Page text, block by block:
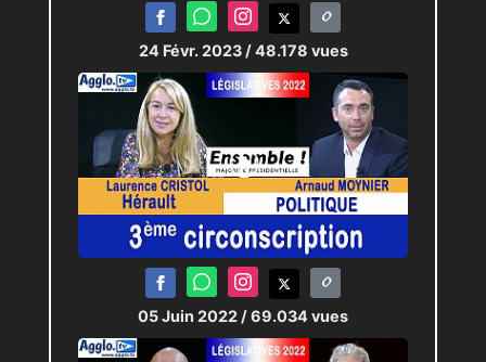
24 Févr. 2023 / 48.178 vues
05 Juin 2022 / 69.034 vues